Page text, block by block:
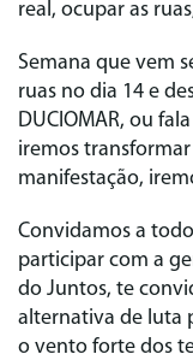
real, ocupar as
Semana que vem
ruas no dia 14 e
DUCIOMAR, ou
iremos transformar
manifestação,
Convidamos a
participar com a
do Juntos, te
alternativa de luta
o vento forte dos